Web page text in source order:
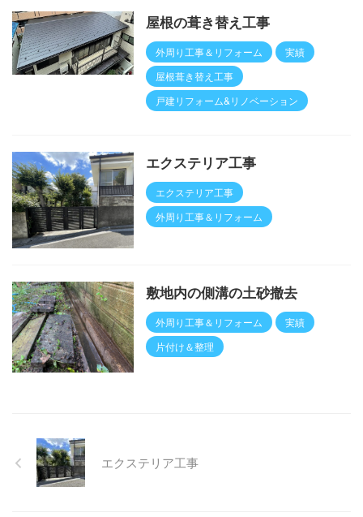
屋根の葺き替え工事
外周り工事＆リフォーム
実績
屋根葺き替え工事
戸建リフォーム&リノベーション
エクステリア工事
エクステリア工事
外周り工事＆リフォーム
敷地内の側溝の土砂撤去
外周り工事＆リフォーム
実績
片付け＆整理
エクステリア工事